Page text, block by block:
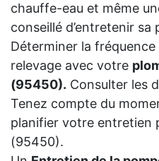
chauffe-eau et même
conseillé d’entretenir sa
Déterminer la
relevage avec votre
(95450). Consulter les
Tenez compte du
planifier votre entretien
(95450).